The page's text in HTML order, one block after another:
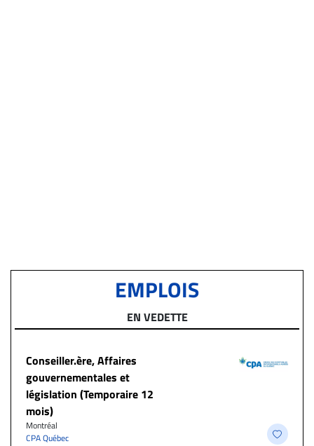
EMPLOIS
EN VEDETTE
Conseiller.ère, Affaires
gouvernementales et
législation (Temporaire 12
mois)
Montréal
CPA Québec